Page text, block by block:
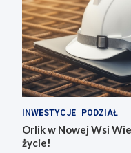
INWESTYCJE PODZIAŁ
Orlik w Nowej Wsi
życie!